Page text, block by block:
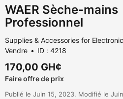
WAER Sèche-mains
Professionnel
Supplies & Accessories for
Vendre
ID : 4218
170,00 GH¢
Faire offre de prix
Publié le Juin 15, 2023. Modifié le